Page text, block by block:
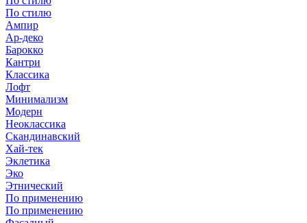
По стилю
Ампир
Ар-деко
Барокко
Кантри
Классика
Лофт
Минимализм
Модерн
Неоклассика
Скандинавский
Хай-тек
Эклетика
Эко
Этнический
По применению
По применению